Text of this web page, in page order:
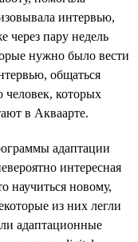
интервью,
через пару недель
нужно было вести
общаться
человек, которых
в Акваарте.
адаптации
интересная
научиться новому,
из них легли
адаптационные